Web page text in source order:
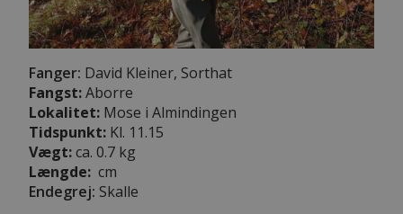
Fanger: David Kleiner, Sorthat
Fangst:Aborre
Lokalitet: Mose i Almindingen
Tidspunkt: Kl. 11.15
Vægt:ca. 0.7 kg
Længde: cm
Endegrej: Skalle